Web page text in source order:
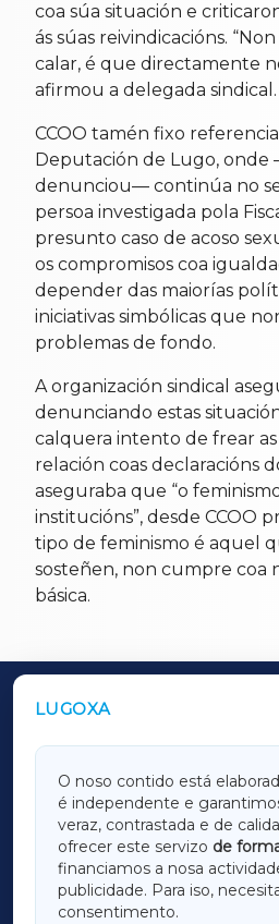
coa súa situación e
ás súas reivindicacións.
calar, é que directamente
afirmou a delegada sindical.
CCOO tamén fixo
Deputación de Lugo,
denunciou— continúa no
persoa investigada pola
presunto caso de acoso
os compromisos coa
depender das maiorías
iniciativas simbólicas que
problemas de fondo.
A organización sindical
denunciando estas
calquera intento de frear as
relación coas declaracións
aseguraba que “o
institucións”, desde CCOO
tipo de feminismo é aquel
sosteñen, non cumpre coa
básica.
LUGOXA
O noso contido está
é independente e
veraz, contrastada e de
ofrecer este servizo de
financiamos a nosa
publicidade. Para iso,
consentimento.
OUTROS PERIÓDICOS
LUGOXA